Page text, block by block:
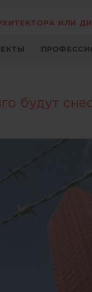
ИЛИ
будут